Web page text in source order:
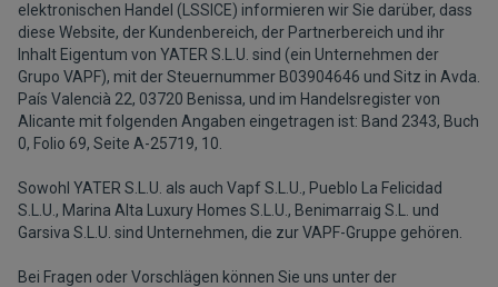
elektronischen Handel (LSSICE) informieren wir Sie darüber, dass
diese Website, der Kundenbereich, der Partnerbereich und ihr
Inhalt Eigentum von YATER S.L.U. sind (ein Unternehmen der
Grupo VAPF), mit der Steuernummer B03904646 und Sitz in Avda.
País Valencià 22, 03720 Benissa, und im Handelsregister von
Alicante mit folgenden Angaben eingetragen ist: Band 2343, Buch
0, Folio 69, Seite A-25719, 10.
Sowohl YATER S.L.U. als auch Vapf S.L.U., Pueblo La Felicidad
S.L.U., Marina Alta Luxury Homes S.L.U., Benimarraig S.L. und
Garsiva S.L.U. sind Unternehmen, die zur VAPF-Gruppe gehören.
Bei Fragen oder Vorschlägen können Sie uns unter der